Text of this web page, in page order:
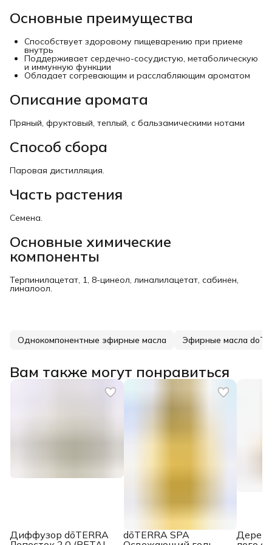
Основные преимущества
Способствует здоровому пищеварению при приеме
внутрь
Поддерживает сердечно-сосудистую, метаболическую
и иммунную функции
Обладает согревающим и расслабляющим ароматом
Описание аромата
Пряный, фруктовый, теплый, с бальзамическими нотами
Способ сбора
Паровая дистилляция.
Часть растения
Семена.
Основные химические
компоненты
Терпинилацетат, 1, 8-цинеол, линалилацетат, сабинен,
линалоол.
Однокомпонентные эфирные масла Эфирные масла
Вам также могут понравиться
Диффузор dōTERRA
dōTERRA SPA